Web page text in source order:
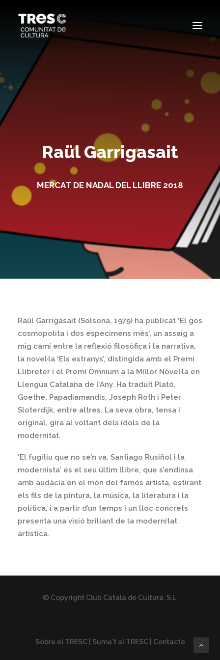
EDICIONS ANTERIORS
Raül Garrigasait
MERCAT DE NADAL DEL LLIBRE 2018
Raül Garrigasait (Solsona, 1979) ha publicat ‘El gos
cosmopolita i dos espècimens més’, un assaig a
mig camí entre la reflexió filosòfica i la narrativa,
la novel·la ‘Els estranys’, distingida amb el Premi
Llibreter i el Premi Òmnium a la Millor Novel·la en
Llengua Catalana de l’Any. Ha traduït Plató,
Goethe, Papadiamandis, Joseph Roth i Peter
Sloterdijk, entre altres. La seva obra, tensa i
original, gira al voltant dels ídols de la
modernitat.
‘El fugitiu que no se’n va. Santiago Rusiñol i la
modernista’ és el seu últim llibre, que s’endinsa
amb audàcia en el món del famós artista, estirant
els fils de la pintura, la música, la literatura i la
política, i a partir d’un temps i un lloc concrets
presenta una visió brillant de la modernitat
artística.
© Copyright Club Català de Cultura, S.L.
Sobre el TRESC| Suma't al TRESC| Contacte